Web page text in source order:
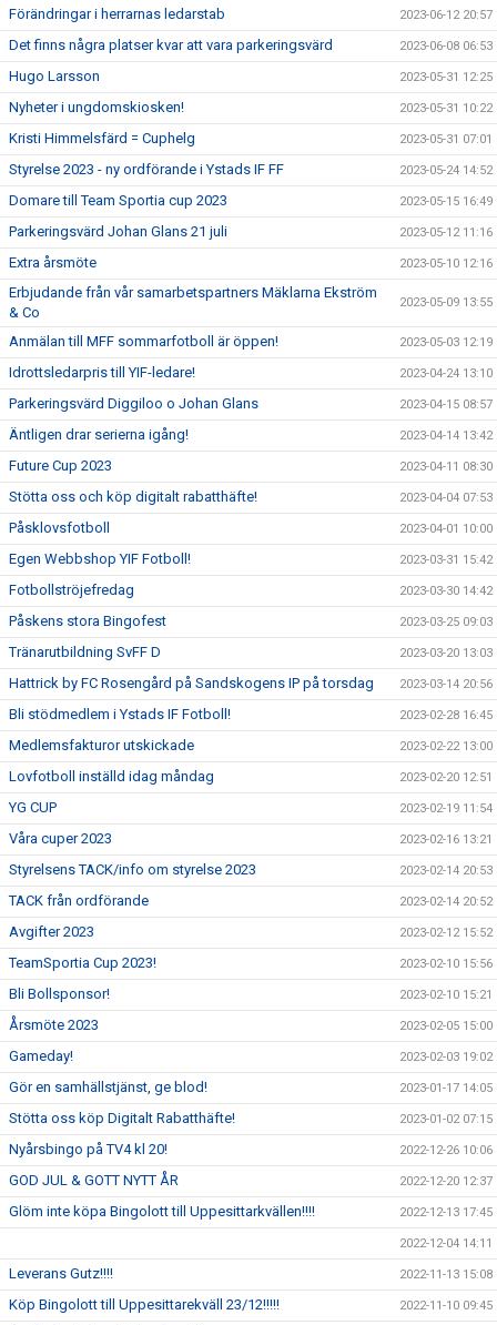
Förändringar i herrarnas ledarstab 2023-06-12 20:57
Det finns några platser kvar att vara parkeringsvärd 2023-06-08 06:53
Hugo Larsson 2023-05-31 12:25
Nyheter i ungdomskiosken! 2023-05-31 10:22
Kristi Himmelsfärd = Cuphelg 2023-05-31 07:01
Styrelse 2023 - ny ordförande i Ystads IF FF 2023-05-24 14:52
Domare till Team Sportia cup 2023 2023-05-15 16:49
Parkeringsvärd Johan Glans 21 juli 2023-05-12 11:16
Extra årsmöte 2023-05-10 12:16
Erbjudande från vår samarbetspartners Mäklarna Ekström
& Co
2023-05-09 13:55
Anmälan till MFF sommarfotboll är öppen! 2023-05-03 12:19
Idrottsledarpris till YIF-ledare! 2023-04-24 13:10
Parkeringsvärd Diggiloo o Johan Glans 2023-04-15 08:57
Äntligen drar serierna igång! 2023-04-14 13:42
Future Cup 2023 2023-04-11 08:30
Stötta oss och köp digitalt rabatthäfte! 2023-04-04 07:53
Påsklovsfotboll 2023-04-01 10:00
Egen Webbshop YIF Fotboll! 2023-03-31 15:42
Fotbollströjefredag 2023-03-30 14:42
Påskens stora Bingofest 2023-03-25 09:03
Tränarutbildning SvFF D 2023-03-20 13:03
Hattrick by FC Rosengård på Sandskogens IP på torsdag 2023-03-14 20:56
Bli stödmedlem i Ystads IF Fotboll! 2023-02-28 16:45
Medlemsfakturor utskickade 2023-02-22 13:00
Lovfotboll inställd idag måndag 2023-02-20 12:51
YG CUP 2023-02-19 11:54
Våra cuper 2023 2023-02-16 13:21
Styrelsens TACK/info om styrelse 2023 2023-02-14 20:53
TACK från ordförande 2023-02-14 20:52
Avgifter 2023 2023-02-12 15:52
TeamSportia Cup 2023! 2023-02-10 15:56
Bli Bollsponsor! 2023-02-10 15:21
Årsmöte 2023 2023-02-05 15:00
Gameday! 2023-02-03 19:02
Gör en samhällstjänst, ge blod! 2023-01-17 14:05
Stötta oss köp Digitalt Rabatthäfte! 2023-01-02 07:15
Nyårsbingo på TV4 kl 20! 2022-12-26 10:06
GOD JUL & GOTT NYTT ÅR 2022-12-20 12:37
Glöm inte köpa Bingolott till Uppesittarkvällen!!!! 2022-12-13 17:45
2022-12-04 14:11
Leverans Gutz!!!! 2022-11-13 15:08
Köp Bingolott till Uppesittarekväll 23/12!!!!! 2022-11-10 09:45